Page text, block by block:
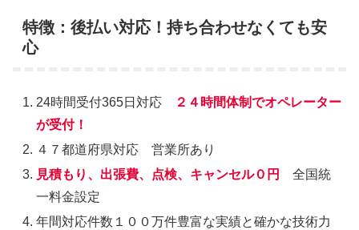
特徴：後払い対応！持ち合わせなくても安
心
24時間受付365日対応
２４時間体制でオペレーター
が受付！
４７都道府県対応 営業所あり
見積もり、出張費、点検、キャンセル０円
全国統
一料金設定
年間対応件数１００万件豊富な実績と確かな技術力